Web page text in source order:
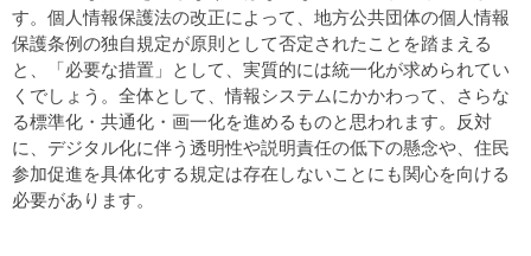
す。個人情報保護法の改正によって、地方公共団体の個人情報
保護条例の独自規定が原則として否定されたことを踏まえる
と、「必要な措置」として、実質的には統一化が求められてい
くでしょう。全体として、情報システムにかかわって、さらな
る標準化・共通化・画一化を進めるものと思われます。反対
に、デジタル化に伴う透明性や説明責任の低下の懸念や、住民
参加促進を具体化する規定は存在しないことにも関心を向ける
必要があります。